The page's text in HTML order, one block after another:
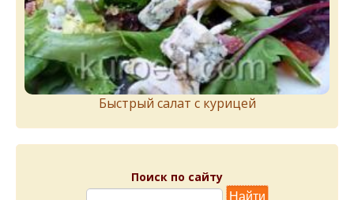
Быстрый салат с курицей
Поиск по сайту